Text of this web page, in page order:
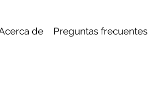
de Preguntas frecuentes